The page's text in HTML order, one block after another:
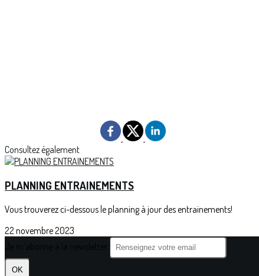
Consultez également
PLANNING ENTRAINEMENTS
Vous trouverez ci-dessous le planning à jour des entrainements!
22 novembre 2023
OK